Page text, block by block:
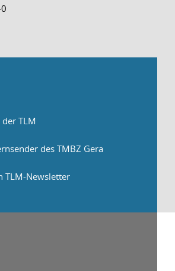
TLM
des TMBZ Gera
TLM-Newsletter